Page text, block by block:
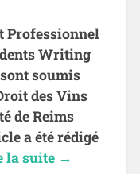
Professionnel
Writing
soumis
des Vins
de Reims
a été rédigé
la suite →